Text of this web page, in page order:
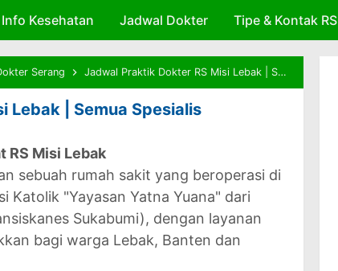
Skip to main content
Info Kesehatan Jadwal Dokter Tipe & Kontak RS
Serang Jadwal Praktik Dokter RS Misi Lebak | Semua Spesialis
Lebak | Semua Spesialis
RS Misi Lebak
sebuah rumah sakit yang beroperasi di
Katolik "Yayasan Yatna Yuana" dari
Sukabumi), dengan layanan
bagi warga Lebak, Banten dan